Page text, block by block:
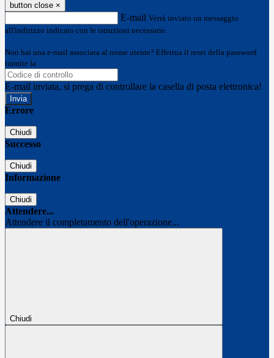
button close ×
E-mail Verrà inviato un messaggio
all'indirizzo indicato con le istruzioni necessarie.
Non hai una e-mail associata al nome utente? Effettua il reset della password
tramite la
E-mail inviata, si prega di controllare la casella di posta elettronica!
Errore
Chiudi
Successo
Chiudi
Informazione
Chiudi
Attendere...
Attendere il completamento dell'operazione...
Chiudi